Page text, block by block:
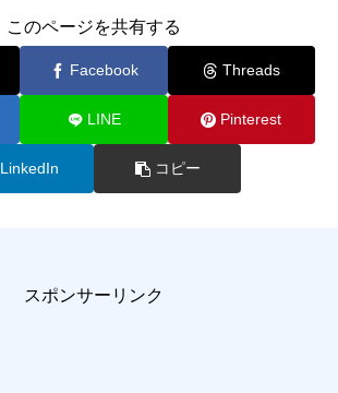
このページを共有する
Facebook Threads
LINE Pinterest
LinkedIn コピー
スポンサーリンク